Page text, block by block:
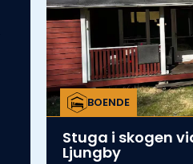
BOENDE
Stuga i skogen
Ljungby